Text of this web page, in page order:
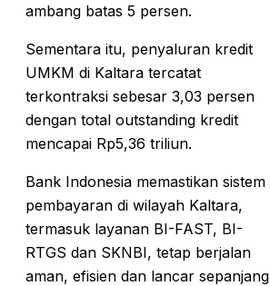
ambang batas 5 persen.
Sementara itu, penyaluran kredit
UMKM di Kaltara tercatat
terkontraksi sebesar 3,03 persen
dengan total outstanding kredit
mencapai Rp5,36 triliun.
Bank Indonesia memastikan sistem
pembayaran di wilayah Kaltara,
termasuk layanan BI-FAST, BI-
RTGS dan SKNBI, tetap berjalan
aman, efisien dan lancar sepanjang